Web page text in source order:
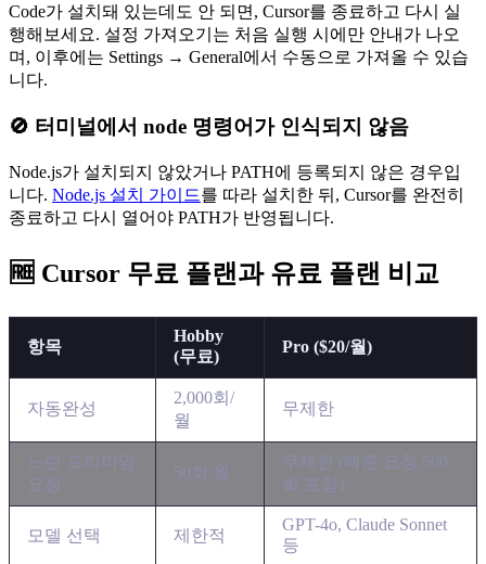
Code가 설치돼 있는데도 안 되면, Cursor를 종료하고 다시 실
행해보세요. 설정 가져오기는 처음 실행 시에만 안내가 나오
며, 이후에는 Settings → General에서 수동으로 가져올 수 있습
니다.
🚫 터미널에서 node 명령어가 인식되지 않음
Node.js가 설치되지 않았거나 PATH에 등록되지 않은 경우입
니다. Node.js 설치 가이드를 따라 설치한 뒤, Cursor를 완전히
종료하고 다시 열어야 PATH가 반영됩니다.
🆓 Cursor 무료 플랜과 유료 플랜 비교
항목
Hobby
(무료)
Pro ($20/월)
자동완성
2,000회/
월
무제한
느린 프리미엄
요청
50회/월
무제한 (빠른 요청 500
회 포함)
모델 선택 제한적
GPT-4o, Claude Sonnet
등